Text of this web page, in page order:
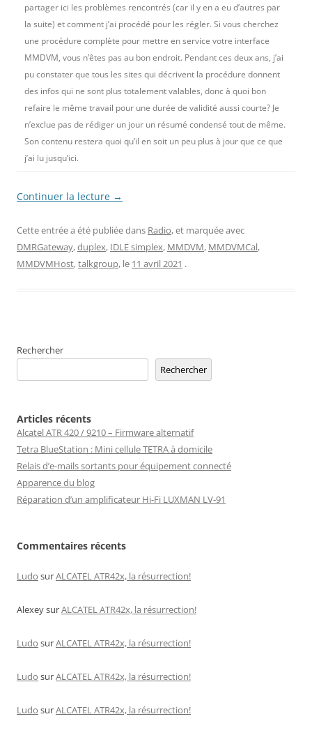
partager ici les problèmes rencontrés (car il y en a eu d’autres par
la suite) et comment j’ai procédé pour les régler. Si vous cherchez
une procédure complète pour mettre en service votre interface
MMDVM, vous n’êtes pas au bon endroit. Pendant ces deux ans, j’ai
pu constater que tous les sites qui décrivent la procédure donnent
des infos qui ne sont plus totalement valables, donc à quoi bon
refaire le même travail pour une durée de validité aussi courte? Je
n’exclue pas de rédiger un jour un résumé condensé tout de même.
Son contenu restera quoi qu’il en soit un peu plus à jour que ce que
j’ai lu jusqu’ici.
Continuer la lecture →
Cette entrée a été publiée dans Radio, et marquée avec
DMRGateway,duplex, IDLE simplex, MMDVM, MMDVMCal,
MMDVMHost,talkgroup, le 11 avril 2021 .
Rechercher
Rechercher
Articles récents
Alcatel ATR 420 / 9210 – Firmware alternatif
Tetra BlueStation : Mini cellule TETRA à domicile
Relais d’e-mails sortants pour équipement connecté
Apparence du blog
Réparation d’un amplificateur Hi-Fi LUXMAN LV-91
Commentaires récents
Ludo surALCATEL ATR42x, la résurrection!
AlexeysurALCATEL ATR42x, la résurrection!
Ludo surALCATEL ATR42x, la résurrection!
Ludo surALCATEL ATR42x, la résurrection!
Ludo surALCATEL ATR42x, la résurrection!